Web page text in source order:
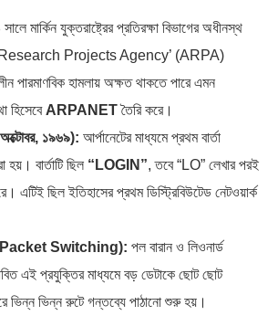
মার্কিন যুক্তরাষ্ট্রের প্রতিরক্ষা বিভাগের অধীনস্থ
Projects Agency’ (ARPA)
পারমাণবিক হামলায় অক্ষত থাকতে পারে এমন
হিসেবে ARPANETতৈরি করে।
অক্টোবর, ১৯৬৯): আর্পানেটের মাধ্যমে প্রথম বার্তা
হয়। বার্তাটি ছিল “LOGIN”, তবে “LO” লেখার পরই
এটিই ছিল ইতিহাসের প্রথম ডিস্ট্রিবিউটেড নেটওয়ার্ক
(Packet Switching): পল বারান ও লিওনার্ড
এই প্রযুক্তির মাধ্যমে বড় ডেটাকে ছোট ছোট
ভিন্ন ভিন্ন রুটে গন্তব্যে পাঠানো শুরু হয়।